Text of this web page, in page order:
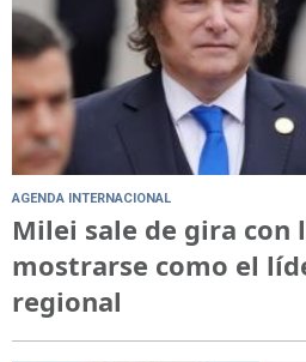
AGENDA INTERNACIONAL
Milei sale de gira con
mostrarse como el
regional